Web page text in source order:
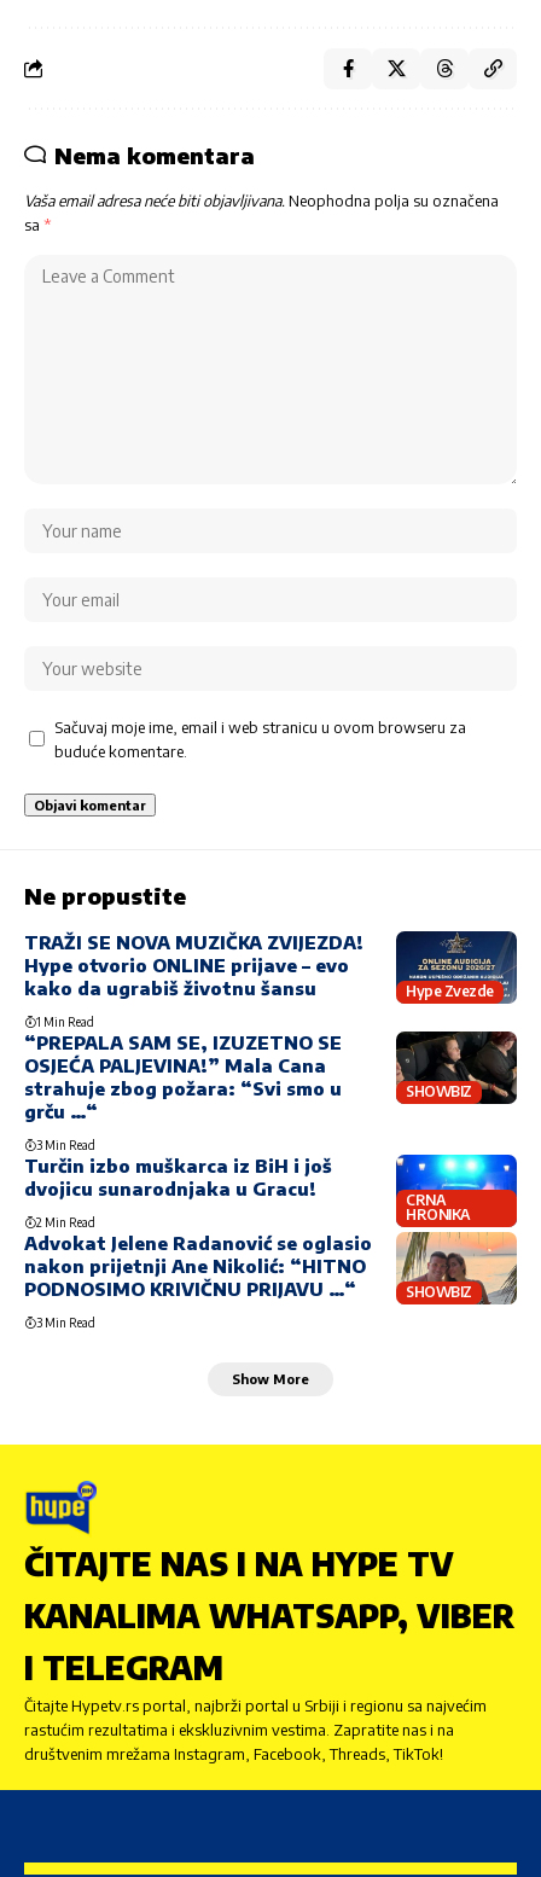
Nema komentara
Vaša email adresa neće biti objavljivana. Neophodna polja su označena
sa *
Sačuvaj moje ime, email i web stranicu u ovom browseru za
buduće komentare.
Ne propustite
Hype Zvezde
TRAŽI SE NOVA MUZIČKA ZVIJEZDA!
Hype otvorio ONLINE prijave – evo
kako da ugrabiš životnu šansu
1 Min Read
SHOWBIZ
“PREPALA SAM SE, IZUZETNO SE
OSJEĆA PALJEVINA!” Mala Cana
strahuje zbog požara: “Svi smo u
grču …“
3 Min Read
CRNA
HRONIKA
Turčin izbo muškarca iz BiH i još
dvojicu sunarodnjaka u Gracu!
2 Min Read
SHOWBIZ
Advokat Jelene Radanović se oglasio
nakon prijetnji Ane Nikolić: “HITNO
PODNOSIMO KRIVIČNU PRIJAVU …“
3 Min Read
Show More
ČITAJTE NAS I NA HYPE TV
KANALIMA WHATSAPP, VIBER
I TELEGRAM
Čitajte Hypetv.rs portal, najbrži portal u Srbiji i regionu sa najvećim
rastućim rezultatima i ekskluzivnim vestima. Zapratite nas i na
društvenim mrežama Instagram, Facebook, Threads, TikTok!